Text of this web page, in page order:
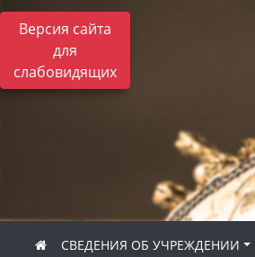
Версия сайта
для
слабовидящих
СВЕДЕНИЯ ОБ УЧРЕЖДЕНИИ